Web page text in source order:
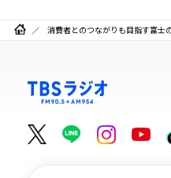
消費者とのつながりも目指す富